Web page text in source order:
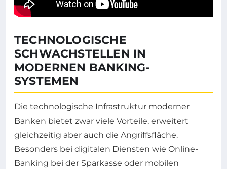
TECHNOLOGISCHE
SCHWACHSTELLEN IN
MODERNEN BANKING-
SYSTEMEN
Die technologische Infrastruktur moderner
Banken bietet zwar viele Vorteile, erweitert
gleichzeitig aber auch die Angriffsfläche.
Besonders bei digitalen Diensten wie Online-
Banking bei der Sparkasse oder mobilen